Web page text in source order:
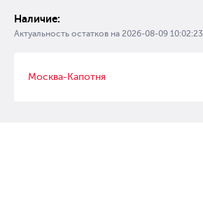
Наличие:
Актуальность остатков на 2026-08-09 10:02:23
Москва-Капотня